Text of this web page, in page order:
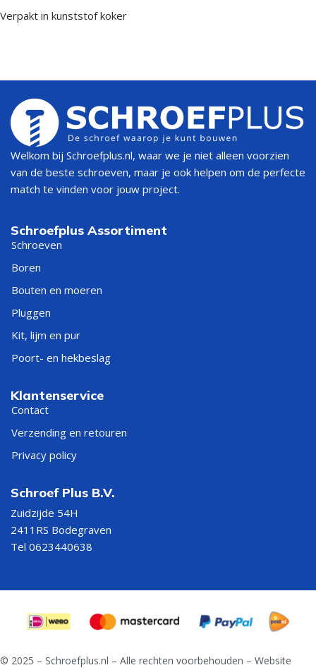
Verpakt in kunststof koker
Welkom bij Schroefplus.nl, waar we je niet alleen voorzien
van de beste schroeven, maar je ook helpen om de perfecte
match te vinden voor jouw project.
Schroefplus Assortiment
Schroeven
Boren
Bouten en moeren
Pluggen
Kit, lijm en pur
Poort- en hekbeslag
Klantenservice
Contact
Verzending en retouren
Privacy policy
Schroef Plus B.V.
Zuidzijde 54H
2411RS Bodegraven
Tel 0623440638
© 2025 – Schroefplus.nl – Alle rechten voorbehouden – Website